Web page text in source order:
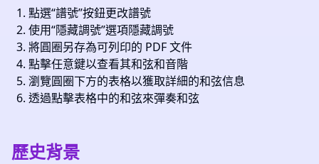
點選“譜號”按鈕更改譜號
使用“隱藏調號”選項隱藏調號
將圓圈另存為可列印的 PDF 文件
點擊任意鍵以查看其和弦和音階
瀏覽圓圈下方的表格以獲取詳細的和弦信息
透過點擊表格中的和弦來彈奏和弦
歷史背景